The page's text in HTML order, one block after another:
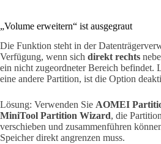
„Volume erweitern“ ist ausgegraut
Die Funktion steht in der
Verfügung, wenn sich direkt rechts
ein nicht zugeordneter Bereich befindet.
eine andere Partition, ist die Option
Lösung: Verwenden Sie AOMEI
MiniTool Partition Wizard, die
verschieben und zusammenführen
Speicher direkt angrenzen muss.